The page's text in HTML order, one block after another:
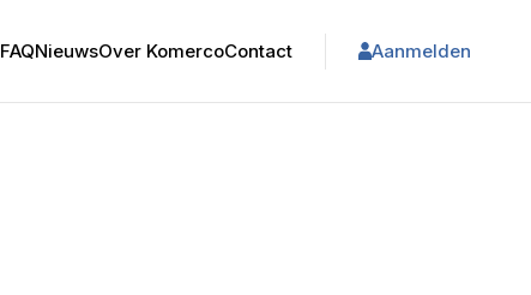
FAQNieuwsOver KomercoContact Aanmelden